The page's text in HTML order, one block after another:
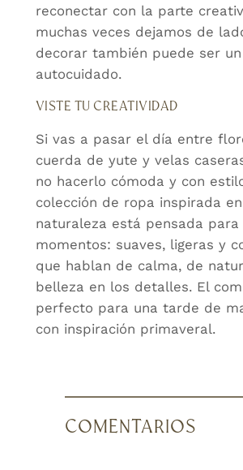
reconectar con la parte
muchas veces dejamos de
decorar también puede ser
autocuidado.
VISTE TU CREATIVIDAD
Si vas a pasar el día entre
cuerda de yute y velas
no hacerlo cómoda y con
colección de ropa inspirada
naturaleza está pensada para
momentos: suaves, ligeras y
que hablan de calma, de
belleza en los detalles. El
perfecto para una tarde de
con inspiración primaveral.
COMENTARIOS